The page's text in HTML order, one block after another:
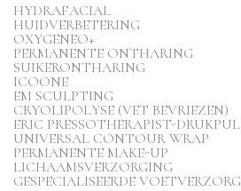
HYDRAFACIAL
HUIDVERBETERING
OXYGENEO+
PERMANENTE ONTHARING
SUIKERONTHARING
ICOONE
EM SCULPTING
CRYOLIPOLYSE (VET BEVRIEZEN)
ERIC PRESSOTHERAPIST-
UNIVERSAL CONTOUR WRAP
PERMANENTE MAKE-UP
LICHAAMSVERZORGING
GESPECIALISEERDE